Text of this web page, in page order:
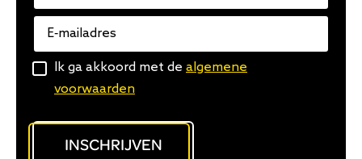
Algemene
voorwaarden
Ik ga akkoord met de algemene
voorwaarden
INSCHRIJVEN